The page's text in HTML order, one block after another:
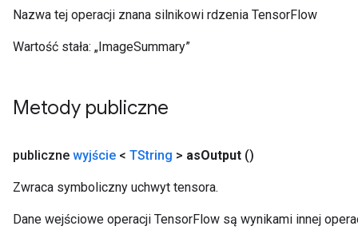
Nazwa tej operacji znana silnikowi rdzenia TensorFlow
Wartość stała: „ImageSummary”
Metody publiczne
publiczne wyjście < TString > asOutput ()
Zwraca symboliczny uchwyt tensora.
Dane wejściowe operacji TensorFlow są wynikami innej